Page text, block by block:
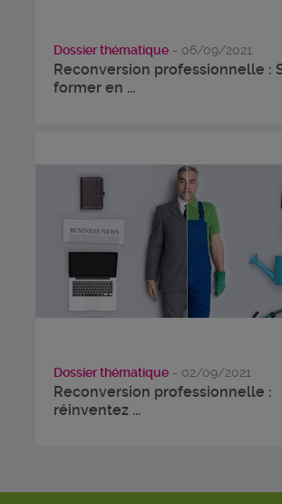
Dossier thématique - 06/09/2021
Reconversion professionnelle :
former en ...
Dossier thématique - 02/09/2021
Reconversion professionnelle :
réinventez ...